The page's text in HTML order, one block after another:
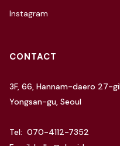
Instagram
CONTACT
3F, 66, Hannam-daero 27-
Yongsan-gu, Seoul
Tel: 070-4112-7352